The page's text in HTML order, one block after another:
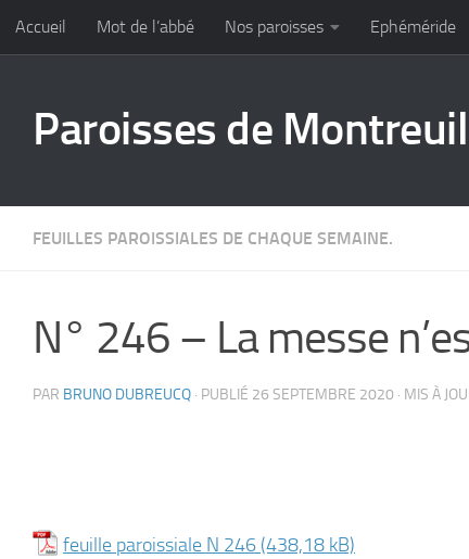
Skip to content
Accueil Mot de l’abbé Nos paroisses Ephéméride
Paroisses de Montreuil
FEUILLES PAROISSIALES DE CHAQUE SEMAINE.
N° 246 – La messe
PAR BRUNO DUBREUCQ · PUBLIÉ 26 SEPTEMBRE 2020 · MIS À
feuille paroissiale N 246